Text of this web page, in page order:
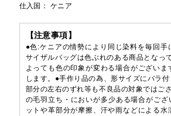
仕入国： ケニア
【注意事項】
●色:ケニアの情勢により同じ染料を毎回手
サイザルバッグは色ぶれのある商品となっ
よっても色の印象が変わる場合がござい
します。●手作り品の為、形サイズにバラ
部分の左右のずれ等も不良品の対象ではご
の毛羽立ち・においが多少ある場合がご
ットや革部分が摩擦、汗や雨などによる